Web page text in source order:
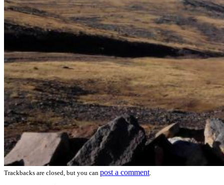
Trackbacks are closed, but you can post a comment.